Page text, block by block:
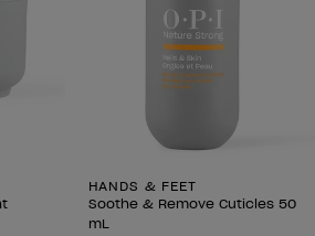
HANDS & FEET
Soothe & Remove Cuticles 50
mL